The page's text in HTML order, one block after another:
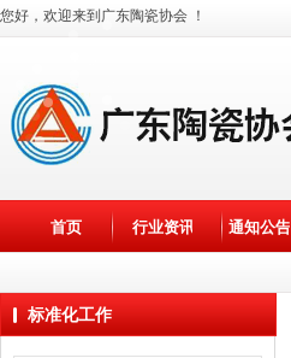
首页 行业资讯 通知公告
您好，欢迎来到广东陶瓷协会 ！
标准化工作